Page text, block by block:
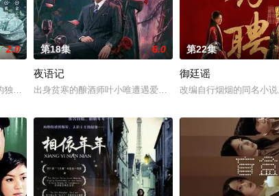
陷私通的世家名媛小姐傅庭芸，
2.0
家连载漫画《吾凰在上》。
第18集 6.0
夜语记
出身贫寒的酿酒师叶小唯遭遇爱人程桉、恩师林晚媚的双重背
第22集
御廷谣
改编自行烟烟的同名小